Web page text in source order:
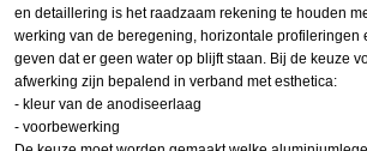
en detaillering is het raadzaam rekening te houden
werking van de beregening, horizontale profileringen
geven dat er geen water op blijft staan. Bij de keuze
afwerking zijn bepalend in verband met esthetica:
- kleur van de anodiseerlaag
- voorbewerking